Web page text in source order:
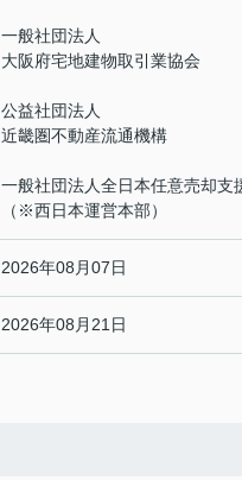
一般社団法人
大阪府宅地建物取引業協会
公益社団法人
近畿圏不動産流通機構
一般社団法人全日本任意売却支
（※西日本運営本部）
2026年08月07日
2026年08月21日